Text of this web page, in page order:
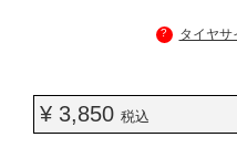
? タイヤサ
¥ 3,850 税込